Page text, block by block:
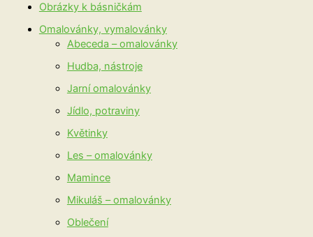
Obrázky k básničkám
Omalovánky, vymalovánky
Abeceda – omalovánky
Hudba, nástroje
Jarní omalovánky
Jídlo, potraviny
Květinky
Les – omalovánky
Mamince
Mikuláš – omalovánky
Oblečení